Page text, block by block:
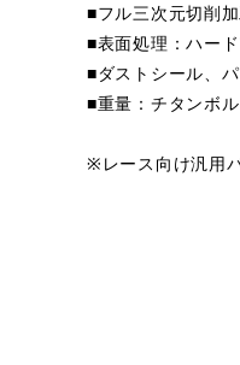
■フル三次元切削
■表面処理：ハー
■ダストシール、
■重量：チタンボ
※レース向け汎用